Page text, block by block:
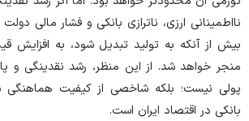
نااطمینانی ارزی، ناترازی بانکی و فشار مالی
بیش از آنکه به تولید تبدیل شود، به افزایش
منجر خواهد شد. از این منظر، رشد نقدینگی و
پولی نیست؛ بلکه شاخصی از کیفیت هماهنگی
بانکی در اقتصاد ایران است.